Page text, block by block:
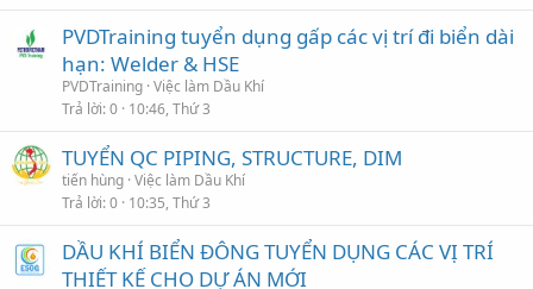
PVDTraining tuyển dụng gấp các vị trí đi biển dài
hạn: Welder & HSE
PVDTraining Việc làm Dầu Khí
Trả lời 0 10:46, Thứ 3
TUYỂN QC PIPING, STRUCTURE, DIM
tiến hùng Việc làm Dầu Khí
Trả lời 0 10:35, Thứ 3
DẦU KHÍ BIỂN ĐÔNG TUYỂN DỤNG CÁC VỊ TRÍ
THIẾT KẾ CHO DỰ ÁN MỚI